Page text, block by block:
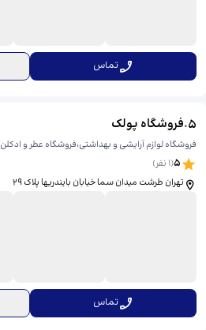
تماس
5
.فروشگاه پولک
فروشگاه لوازم آرایشی و بهداشتی،فروشگاه عطر و ادکلن
5
(
1 نفر)
تهران طرشت میدان سما خیابان بایندریها پلاک ۲۹
تماس